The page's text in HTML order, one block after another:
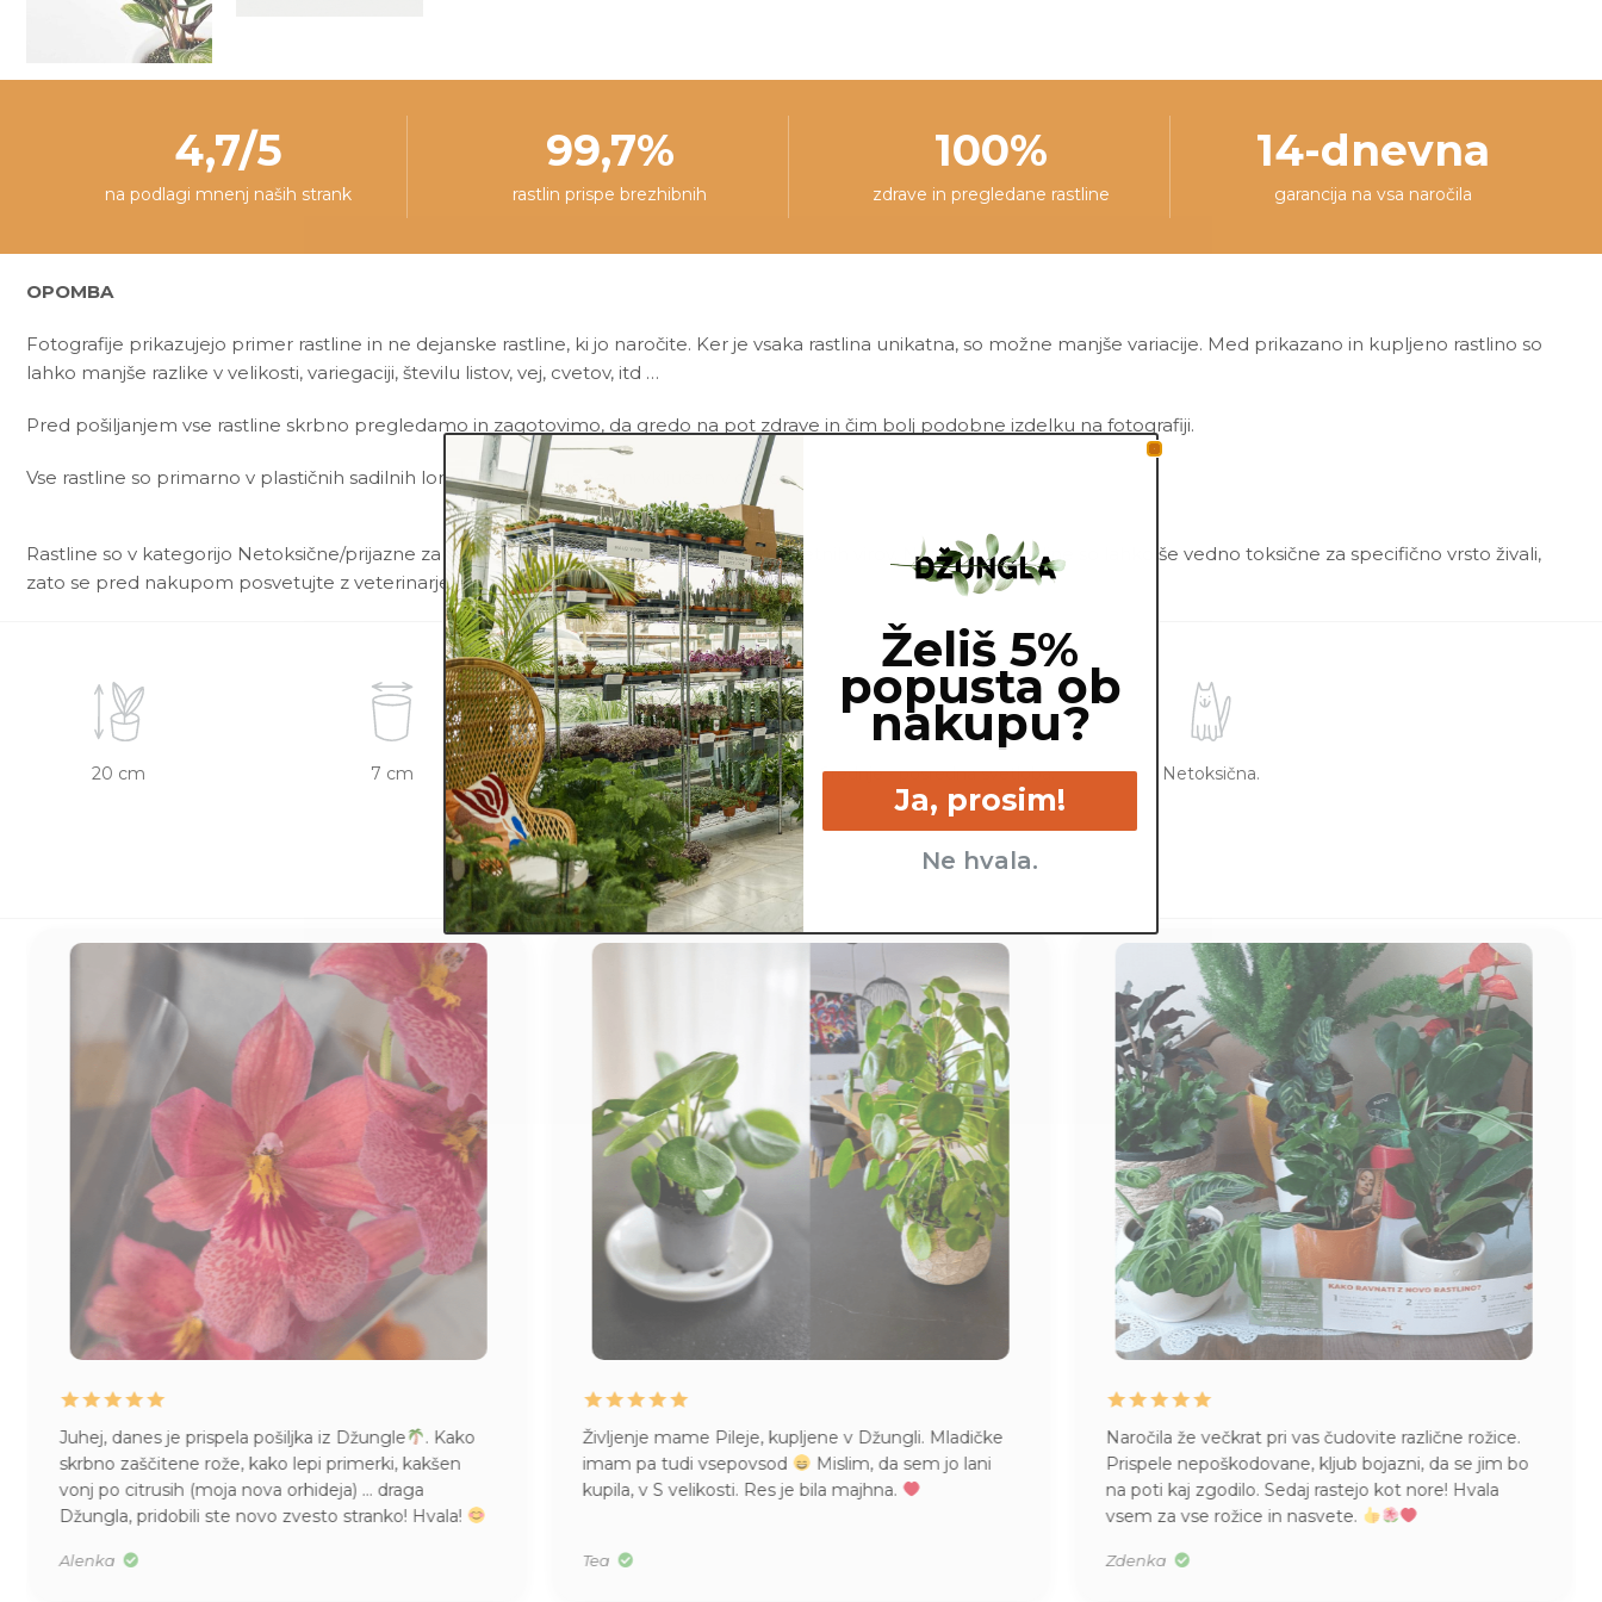
4,7/5
na podlagi mnenj naših strank
99,7%
rastlin prispe brezhibnih
100%
zdrave in pregledane rastline
14-dnevna
garancija na vsa naročila
OPOMBA
Fotografije prikazujejo primer rastline in ne dejanske rastline, ki jo naročite. Ker je vsaka rastlina unikatna, so možne manjše variacije. Med prikazano in kupljeno rastlino so
lahko manjše razlike v velikosti, variegaciji, številu listov, vej, cvetov, itd …
Pred pošiljanjem vse rastline skrbno pregledamo in zagotovimo, da gredo na pot zdrave in čim bolj podobne izdelku na fotografiji.
Vse rastline so primarno v plastičnih sadilnih lončkih. Okrasni lonec ni vključen v ceno.
Rastline so v kategorijo Netoksične/prijazne za živali uvrščene na podlagi dostopnih spletnih virov. Netoksične rastline so lahko še vedno toksične za specifično vrsto živali,
zato se pred nakupom posvetujte z veterinarjem.
20 cm 7 cm
Srednje - kadar se zgornji
sloj zemlje izsuši.
Srednje - posredna svetloba. Netoksična.
Juhej, danes je prispela pošiljka iz Džungle
. Kako
skrbno zaščitene rože, kako lepi primerki, kakšen
vonj po citrusih (moja nova orhideja) … draga
Džungla, pridobili ste novo zvesto stranko! Hvala!
Alenka
Življenje mame Pileje, kupljene v Džungli. Mladičke
imam pa tudi vsepovsod
Mislim, da sem jo lani
kupila, v S velikosti. Res je bila majhna.
Tea
Naročila že večkrat pri vas čudovite različne rožice.
Prispele nepoškodovane, kljub bojazni, da se jim bo
na poti kaj zgodilo. Sedaj rastejo kot nore! Hvala
vsem za vse rožice in nasvete.
Zdenka
Želiš 5%
popusta ob
nakupu?
Ja, prosim!
Ne hvala.